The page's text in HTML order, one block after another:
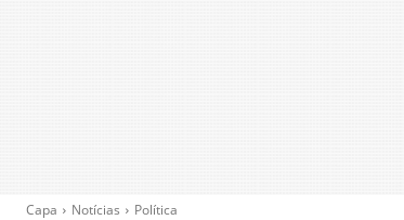
Capa Notícias Política